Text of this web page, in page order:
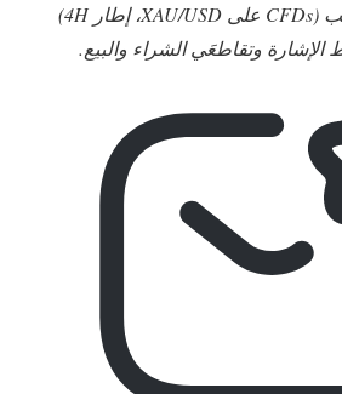
مؤشر MACD على الذهب (CFDs على XAU/USD، إطار 4H)